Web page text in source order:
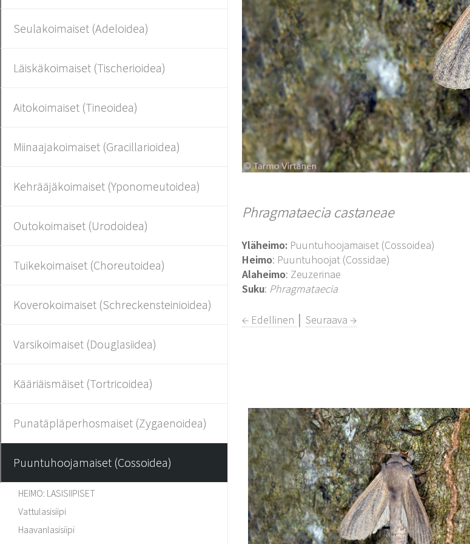
Seulakoimaiset (Adeloidea)
Läiskäkoimaiset (Tischerioidea)
Aitokoimaiset (Tineoidea)
Miinaajakoimaiset (Gracillarioidea)
Kehrääjäkoimaiset (Yponomeutoidea)
Outokoimaiset (Urodoidea)
Tuikekoimaiset (Choreutoidea)
Koverokoimaiset (Schreckensteinioidea)
Varsikoimaiset (Douglasiidea)
Kääriäismäiset (Tortricoidea)
Punatäpläperhosmaiset (Zygaenoidea)
Puuntuhoojamaiset (Cossoidea)
HEIMO: LASISIIPISET
Vattulasisiipi
Haavanlasisiipi
Phragmataecia castaneae
Yläheimo: Puuntuhoojamaiset (Cossoidea)
Heimo: Puuntuhoojat (Cossidae)
Alaheimo: Zeuzerinae
Suku: Phragmataecia
← Edellinen │Seuraava →